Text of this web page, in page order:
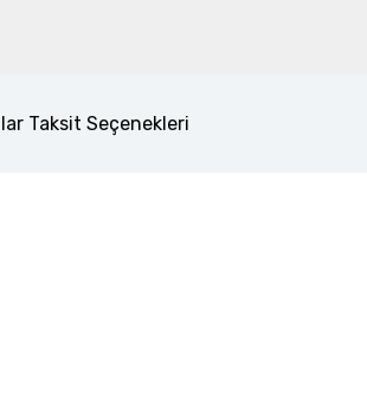
Taksit Seçenekleri